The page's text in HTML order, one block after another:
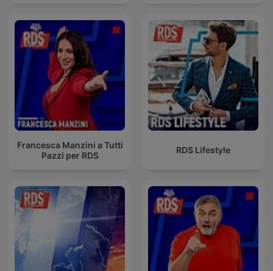
Francesca Manzini a Tutti
Pazzi per RDS
RDS Lifestyle